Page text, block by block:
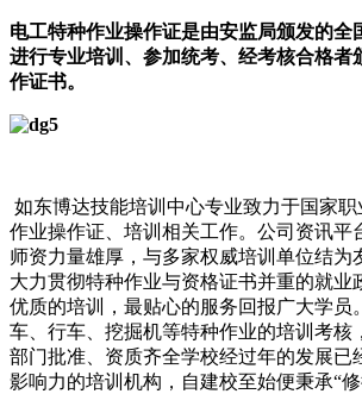
电工特种作业操作证是由安监局颁发的全
进行专业培训、参加统考、经考核合格者
作证书。
如东博达技能培训中心专业致力于国家
作业操作证、培训相关工作。公司资讯平
师资力量雄厚，与多家权威培训单位结为
大力贯彻特种作业与资格证书并重的就业
优质的培训，最贴心的服务回报广大学员
车、行车、挖掘机等特种作业的培训考核
部门批准、资质齐全学校经过年的发展已
影响力的培训机构，自建校至始便秉承“修